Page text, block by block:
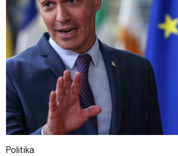
Politika